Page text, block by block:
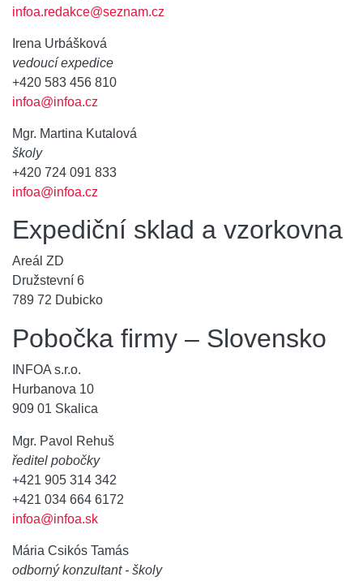
infoa.redakce@seznam.cz
Irena Urbášková
vedoucí expedice
+420 583 456 810
infoa@infoa.cz
Mgr. Martina Kutalová
školy
+420 724 091 833
infoa@infoa.cz
Expediční sklad a vzorkovna
Areál ZD
Družstevní 6
789 72 Dubicko
Pobočka firmy – Slovensko
INFOA s.r.o.
Hurbanova 10
909 01 Skalica
Mgr. Pavol Rehuš
ředitel pobočky
+421 905 314 342
+421 034 664 6172
infoa@infoa.sk
Mária Csikós Tamás
odborný konzultant - školy